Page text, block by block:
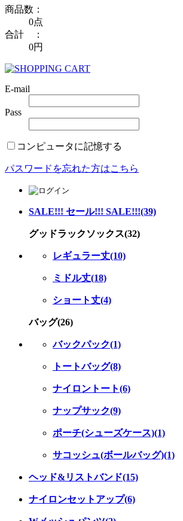
商品数：
0点
合計 ：
0円
E-mail
Pass
コンピュータに記憶する
パスワードを忘れた方はこちら
SALE!!! セール!!! SALE!!!(39)
グッドラックソックス(32)
レギュラー丈(10)
ミドル丈(18)
ショート丈(4)
バッグ(26)
バックパック(1)
トートバッグ(8)
ナイロントート(6)
ナップサック(9)
ポーチ(シューズケース)(1)
サコッシュ(ボールバッグ)(1)
ヘッド&リストバンド(15)
ナイロンセットアップ(6)